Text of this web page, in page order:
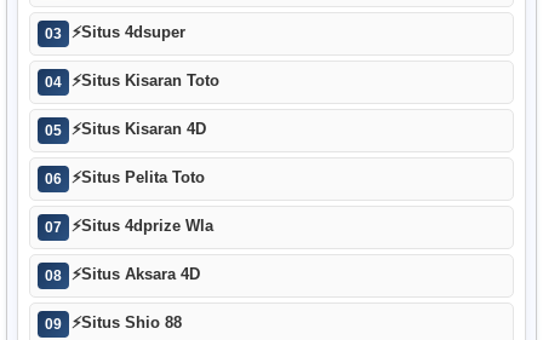
03 ⚡Situs 4dsuper
04 ⚡Situs Kisaran Toto
05 ⚡Situs Kisaran 4D
06 ⚡Situs Pelita Toto
07 ⚡Situs 4dprize Wla
08 ⚡Situs Aksara 4D
09 ⚡Situs Shio 88